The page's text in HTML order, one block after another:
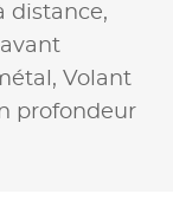
distance,
Volant
profondeur